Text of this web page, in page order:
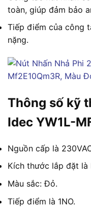
toàn, giúp đảm bảo
Tiếp điểm của công
nặng.
Thông số kỹ
Idec YW1L-
Nguồn cấp là
Kích thước lắp đặt là
Màu sắc: Đỏ.
Tiếp điểm là 1NO.